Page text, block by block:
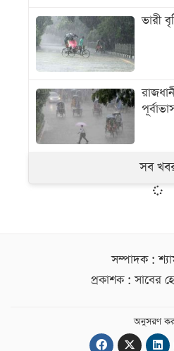
ভারী
সব
সম্পাদক :
প্রকাশক : সাবের
অনুসরণ